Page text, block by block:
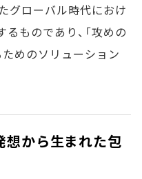
グローバル時代におけ
ものであり、「攻めの
めのソリューション
想から生まれた包